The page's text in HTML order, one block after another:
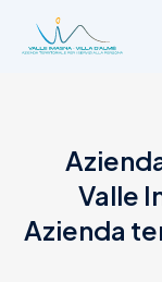
L'Ambito
Cosa facciamo
News
Amministrazione
Valle
Azienda